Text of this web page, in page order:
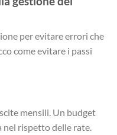
per evitare errori che
come evitare i passi
mensili. Un budget
rispetto delle rate.